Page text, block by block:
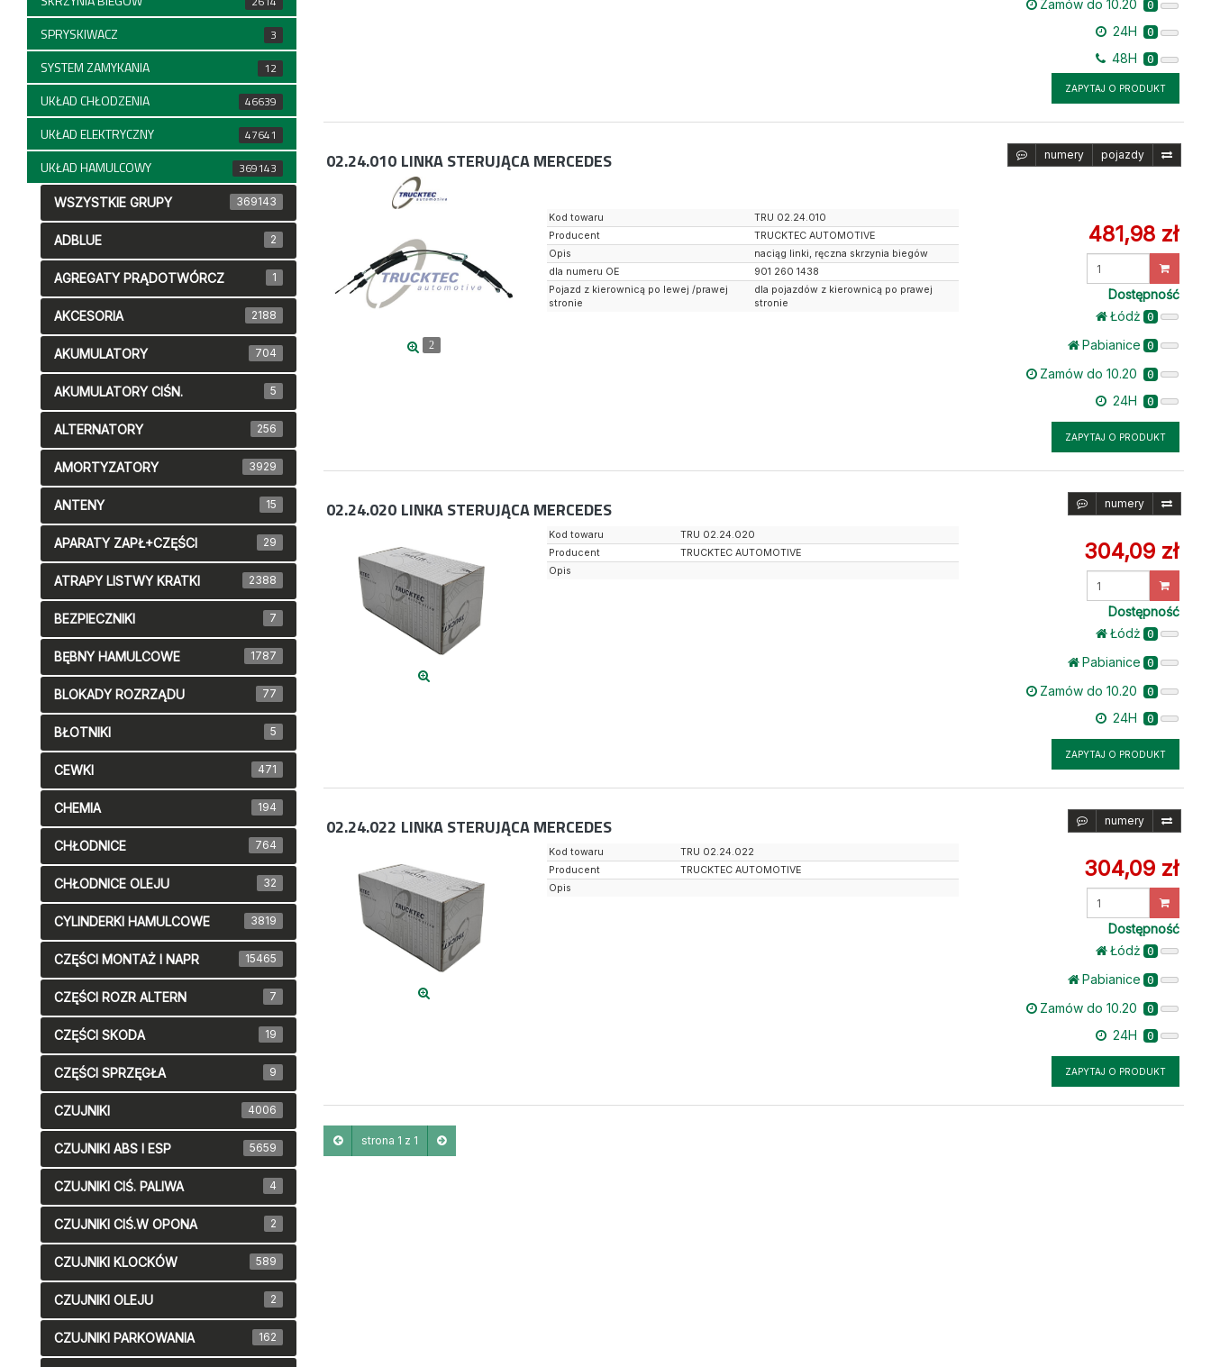
Zamów do 10.20 0
24H 0
48H 0
ZAPYTAJ O PRODUKT
02.24.010 LINKA STERUJĄCA MERCEDES numery pojazdy
2
481,98 zł
Dostępność
Łódż 0
Pabianice 0
Zamów do 10.20 0
24H 0
ZAPYTAJ O PRODUKT
Kod towaru
TRU 02.24.010
Producent
TRUCKTEC AUTOMOTIVE
Opis
naciąg linki, ręczna skrzynia biegów
dla numeru OE
901 260 1438
Pojazd z kierownicą po lewej /prawej
stronie
dla pojazdów z kierownicą po prawej
stronie
02.24.020 LINKA STERUJĄCA MERCEDES numery
304,09 zł
Dostępność
Łódż 0
Pabianice 0
Zamów do 10.20 0
24H 0
ZAPYTAJ O PRODUKT
Kod towaru
TRU 02.24.020
Producent
TRUCKTEC AUTOMOTIVE
Opis
02.24.022 LINKA STERUJĄCA MERCEDES numery
304,09 zł
Dostępność
Łódż 0
Pabianice 0
Zamów do 10.20 0
24H 0
ZAPYTAJ O PRODUKT
Kod towaru
TRU 02.24.022
Producent
TRUCKTEC AUTOMOTIVE
Opis
strona 1 z 1
SPRYSKIWACZ 3
SYSTEM ZAMYKANIA 12
UKŁAD CHŁODZENIA 46639
UKŁAD ELEKTRYCZNY 47641
UKŁAD HAMULCOWY 369143
WSZYSTKIE GRUPY 369143
ADBLUE 2
AGREGATY PRĄDOTWÓRCZ 1
AKCESORIA 2188
AKUMULATORY 704
AKUMULATORY CIŚN. 5
ALTERNATORY 256
AMORTYZATORY 3929
ANTENY 15
APARATY ZAPŁ+CZĘŚCI 29
ATRAPY LISTWY KRATKI 2388
BEZPIECZNIKI 7
BĘBNY HAMULCOWE 1787
BLOKADY ROZRZĄDU 77
BŁOTNIKI 5
CEWKI 471
CHEMIA 194
CHŁODNICE 764
CHŁODNICE OLEJU 32
CYLINDERKI HAMULCOWE 3819
CZĘŚCI MONTAŻ I NAPR 15465
CZĘŚCI ROZR ALTERN 7
CZĘŚCI SKODA 19
CZĘŚCI SPRZĘGŁA 9
CZUJNIKI 4006
CZUJNIKI ABS I ESP 5659
CZUJNIKI CIŚ. PALIWA 4
CZUJNIKI CIŚ.W OPONA 2
CZUJNIKI KLOCKÓW 589
CZUJNIKI OLEJU 2
CZUJNIKI PARKOWANIA 162